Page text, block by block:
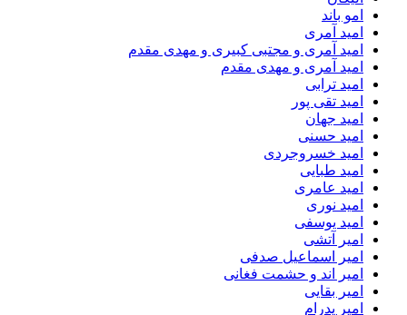
امو باند
امید آمری
امید آمری و مجتبی کبیری و مهدى مقدم
امید آمری و مهدی مقدم
امید ترابی
امید تقی پور
امید جهان
امید حسنی
امید خسروجردی
امید طبایی
امید عامری
امید نوری
امید یوسفی
امیر آتشی
امیر اسماعیل صدفی
امیر اند و حشمت فغانی
امیر بقایی
امیر پدرام